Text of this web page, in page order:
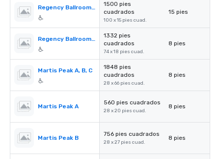
Regency Ballroom Corridor
1500 pies
cuadrados
100 x 15 pies cuad.
15 pies
Regency Ballroom Foyer
1332 pies
cuadrados
74 x 18 pies cuad.
8 pies
Martis Peak A, B, C
1848 pies
cuadrados
28 x 66 pies cuad.
8 pies
Martis Peak A
560 pies cuadrados
28 x 20 pies cuad.
8 pies
Martis Peak B
756 pies cuadrados
28 x 27 pies cuad.
8 pies